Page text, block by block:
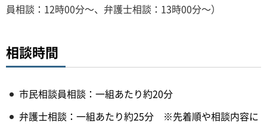
員相談：12時00分～、弁護士相談：13時00分～）
相談時間
市民相談員相談：一組あたり約20分
弁護士相談：一組あたり約25分 ※先着順や相談内容に